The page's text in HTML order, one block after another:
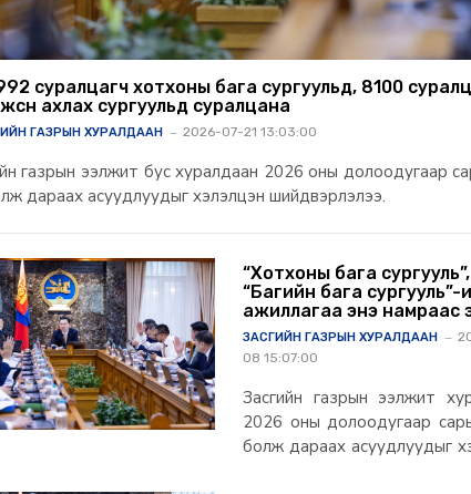
суралцагч хотхоны бага сургуульд, 8100
ахлах сургуульд суралцана
ГАЗРЫН ХУРАЛДААН 2026-07-21 13:03:00
газрын ээлжит бус хуралдаан 2026 оны долоодугаар
дараах асуудлуудыг хэлэлцэн шийдвэрлэлээ.
“Хотхоны бага сургууль”,
“Багийн бага сургууль”-
ажиллагаа энэ намраас
ЗАСГИЙН ГАЗРЫН ХУРАЛДААН
08 15:07:00
Засгийн газрын ээлжит
2026 оны долоодугаар
болж дараах асуудлуудыг